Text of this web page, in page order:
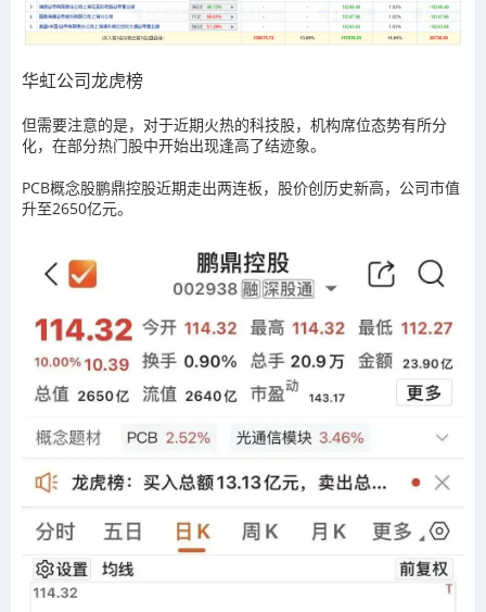
华虹公司龙虎榜
但需要注意的是，对于近期火热的科技股，机构席位态势有所分
化，在部分热门股中开始出现逢高了结迹象。
PCB概念股鹏鼎控股近期走出两连板，股价创历史新高，公司市值
升至2650亿元。